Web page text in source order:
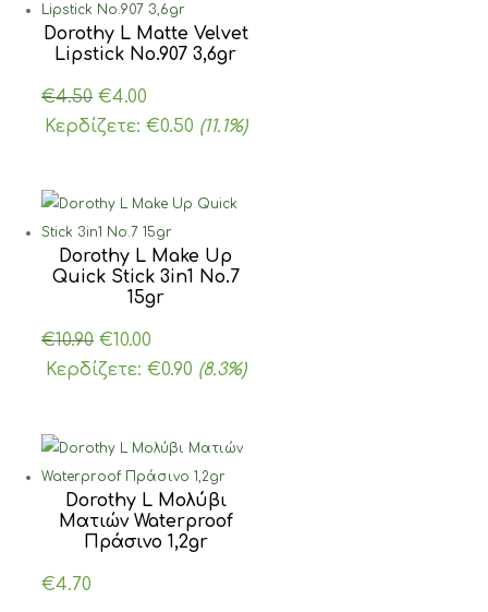
Dorothy L Matte Velvet
Lipstick Νο.907 3,6gr
€4.50 Original
price
€4.00
τρέχουσα
€4.00.
Κερδίζετε: €0.50 (11.1%)
Dorothy L Make Up
Quick Stick 3in1 No.7
15gr
€10.90 Original
price
€10.00
τρέχουσα
€10.00.
Κερδίζετε: €0.90 (8.3%)
Dorothy L Μολύβι
Ματιών Waterproof
Πράσινο 1,2gr
€4.70